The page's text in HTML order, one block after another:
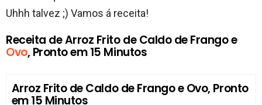
Uhhh talvez ;) Vamos á receita!
Receita de Arroz Frito de Caldo de Frango e
Ovo, Pronto em 15 Minutos
Arroz Frito de Caldo de Frango e Ovo, Pronto
em 15 Minutos